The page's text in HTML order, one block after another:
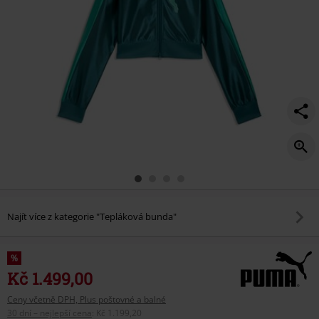
Najít více z kategorie "Tepláková bunda"
%
Kč 1.499,00
Ceny včetně DPH, Plus poštovné a balné
30 dní – nejlepší cena
Kč 1.199,20